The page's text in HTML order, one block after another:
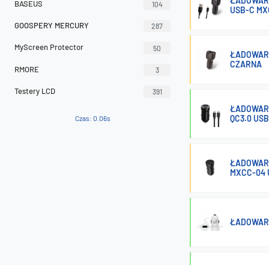
BASEUS 104
GOOSPERY MERCURY 287
MyScreen Protector 50
RMORE 3
Testery LCD 391
Czas: 0.06s
USB-C
CZARNA
QC3.0
MXCC-04